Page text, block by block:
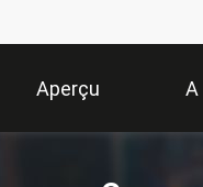
Aperçu A